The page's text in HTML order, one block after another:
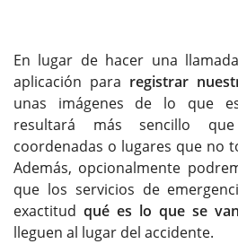
En lugar de hacer una
aplicación para registrar
unas imágenes de lo que
resultará más sencillo
coordenadas o lugares que no
Además, opcionalmente
que los servicios de
exactitud qué es lo que se
lleguen al lugar del accidente.